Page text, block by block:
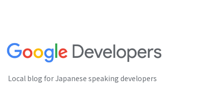
Local blog for Japanese speaking developers